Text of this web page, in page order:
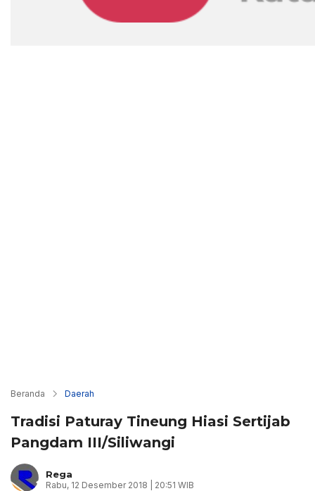
Beranda Daerah
Tradisi Paturay Tineung Hiasi Sertijab
Pangdam III/Siliwangi
Rega
Rabu, 12 Desember 2018 | 20:51 WIB